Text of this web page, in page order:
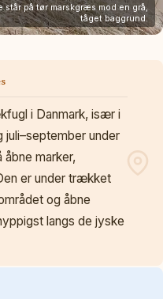
står på tør marskgræs mod en grå,
tåget baggrund.
i Danmark, især i
under
marker,
er under trækket
og åbne
langs de jyske